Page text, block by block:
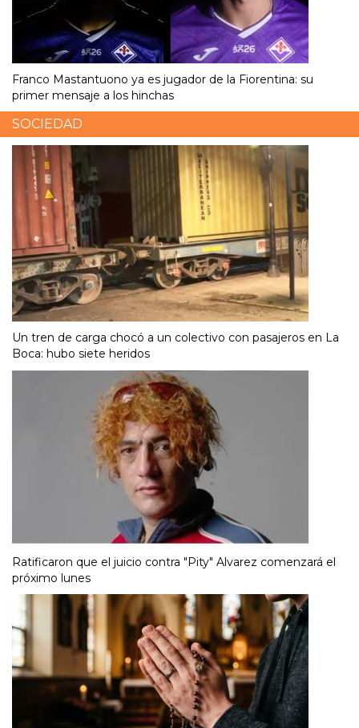
Franco Mastantuono ya es jugador de la Fiorentina: su
primer mensaje a los hinchas
SOCIEDAD
Un tren de carga chocó a un colectivo con pasajeros en La
Boca: hubo siete heridos
Ratificaron que el juicio contra "Pity" Alvarez comenzará el
próximo lunes